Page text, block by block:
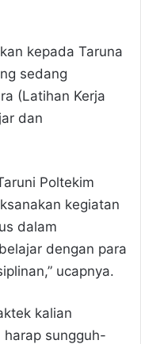
kepada Taruna
sedang
(Latihan Kerja
dan
Poltekim
kegiatan
dalam
dengan para
ucapnya.
kalian
sungguh-